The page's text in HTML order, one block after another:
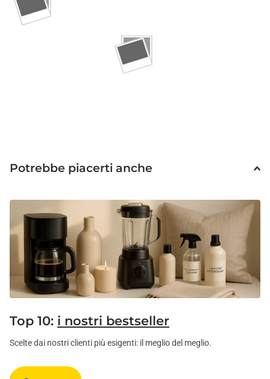
Potrebbe piacerti anche
Top 10: i nostri bestseller
Scelte dai nostri clienti più esigenti: il meglio del meglio.